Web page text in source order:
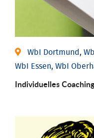
WbI Dortmund,
WbI Essen, WbI
Individuelles